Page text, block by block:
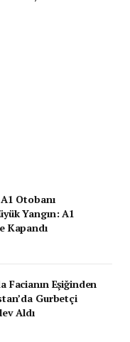
Otobanı
Yangın: A1
Kapandı
Facianın Eşiğinden
Gurbetçi
Aldı